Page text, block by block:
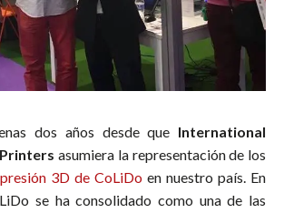
dos años desde que International
asumiera la representación de los
3D de CoLiDo en nuestro país. En
se ha consolidado como una de las